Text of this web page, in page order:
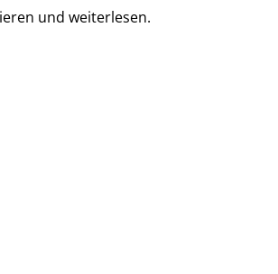
und weiterlesen.